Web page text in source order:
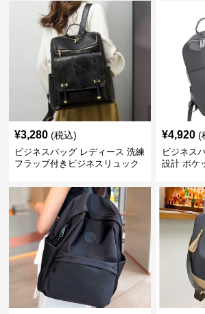
¥3,280 (税込)
ビジネスバッグ レディース 洗練
フラップ付きビジネスリュック
¥4,920 (
ビジネス
設計 ポケ